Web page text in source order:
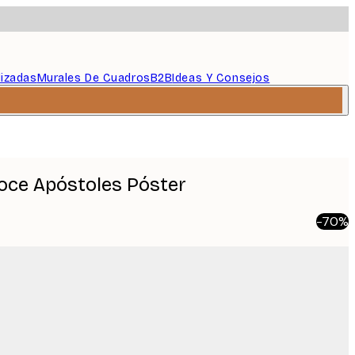
Murales De CuadrosB2BIdeas Y Consejos
Apóstoles Póster
-70%